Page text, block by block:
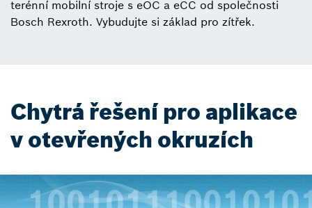
terénní mobilní stroje s eOC a eCC od společnosti
Bosch Rexroth. Vybudujte si základ pro zítřek.
Chytrá řešení pro aplikace
v otevřených okruzích